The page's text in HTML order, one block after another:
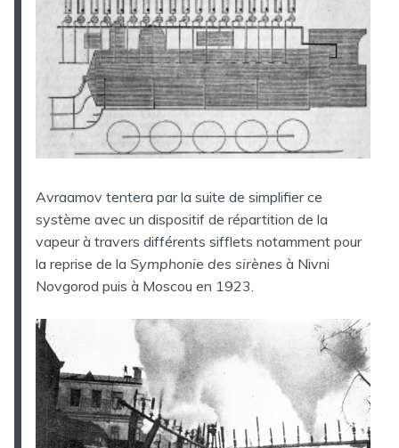
Avraamov tentera par la suite de simplifier ce
système avec un dispositif de répartition de la
vapeur à travers différents sifflets notamment pour
la reprise de la Symphonie des sirènes à Nivni
Novgorod puis à Moscou en 1923.